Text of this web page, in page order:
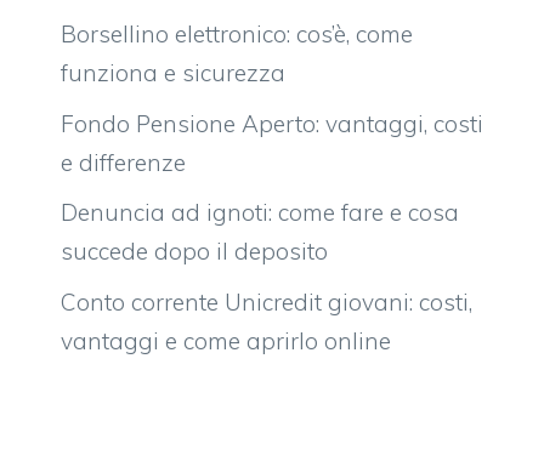
Borsellino elettronico: cos’è, come
funziona e sicurezza
Fondo Pensione Aperto: vantaggi, costi
e differenze
Denuncia ad ignoti: come fare e cosa
succede dopo il deposito
Conto corrente Unicredit giovani: costi,
vantaggi e come aprirlo online